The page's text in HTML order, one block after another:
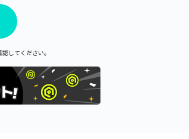
してください。